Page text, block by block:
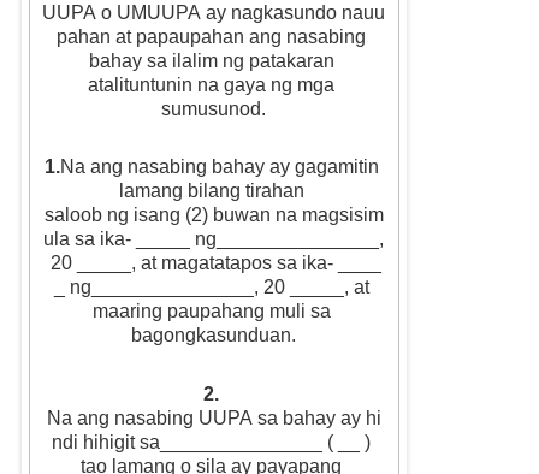
UUPA o UMUUPA ay nagkasundo nauu
pahan at papaupahan ang nasabing
bahay sa ilalim ng patakaran
atalituntunin na gaya ng mga
sumusunod.
1.Na ang nasabing bahay ay gagamitin
lamang bilang tirahan
saloob ng isang (2) buwan na magsisim
ula sa ika- _____ ng_______________,
20 _____, at magatatapos sa ika- ____
_ ng_______________, 20 _____, at
maaring paupahang muli sa
bagongkasunduan.
Na ang nasabing UUPA sa bahay ay hi
ndi hihigit sa_______________ ( __ )
tao lamang o sila ay payapang